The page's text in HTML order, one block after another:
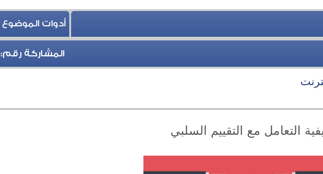
أدوات الموضوع
المشاركة رقم:
التعامل مع التقييم السلبي